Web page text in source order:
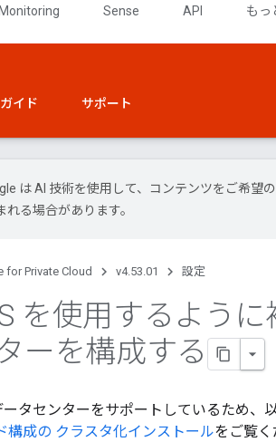
Sense API もっ
イド サポート
は AI 技術を使用して、コンテンツをご希望
る場合があります。
for Private Cloud v4.53.01 設定
を使用するように
ーを構成する
タセンターをサポートしているため、
構成の クラスタ化インストールをご覧く